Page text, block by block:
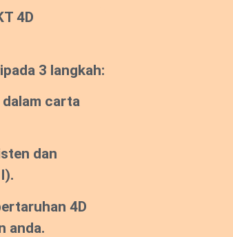
4D
3 langkah:
carta
dan
4D
anda.